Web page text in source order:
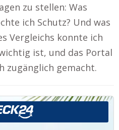
zu stellen: Was
ich Schutz? Und was
Vergleichs konnte ich
ist, und das Portal
zugänglich gemacht.